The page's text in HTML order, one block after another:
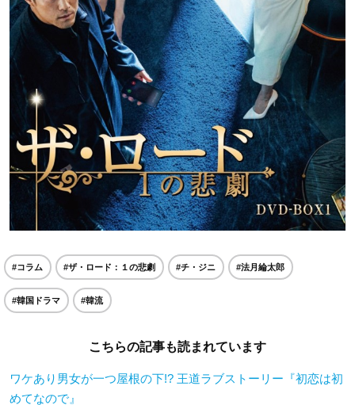
#コラム #ザ・ロード：１の悲劇 #チ・ジニ #法月綸太郎
#韓国ドラマ #韓流
こちらの記事も読まれています
ワケあり男女が一つ屋根の下!? 王道ラブストーリー『初恋は初
めてなので』